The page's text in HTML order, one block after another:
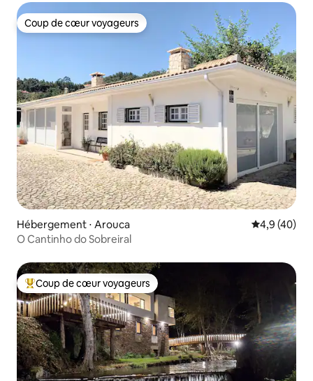
Coup de cœur voyageurs
Coup de cœur voyageurs
Hébergement ⋅ Arouca Évaluation
4,9 (40)
O Cantinho do Sobreiral
Coups de cœur voyageurs les plus appréciés
Coup de cœur voyageurs